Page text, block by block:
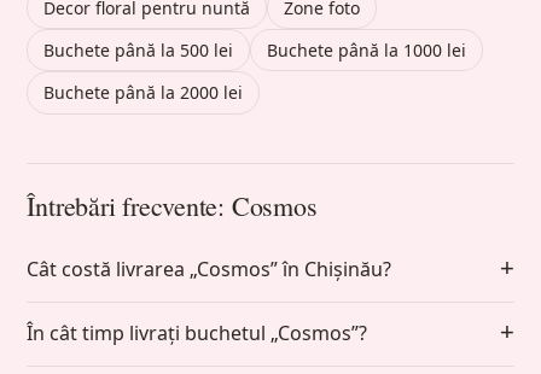
Decor floral pentru nuntă
Zone foto
Buchete până la 500 lei
Buchete până la 1000 lei
Buchete până la 2000 lei
Întrebări frecvente: Cosmos
Cât costă livrarea „Cosmos” în Chișinău?
În cât timp livrați buchetul „Cosmos”?